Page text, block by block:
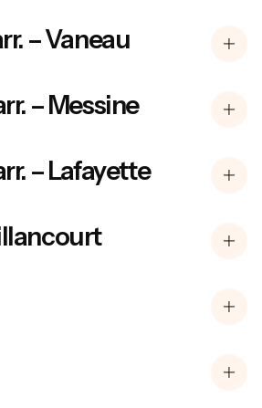
– Vaneau
– Messine
– Lafayette